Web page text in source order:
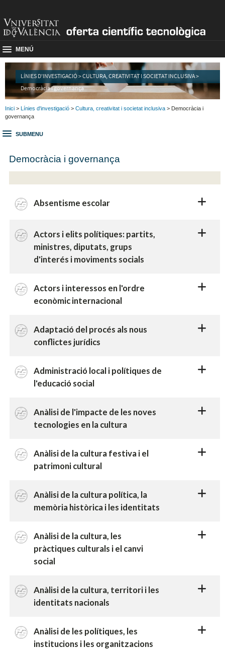
MENÚ
LÍNIES D'INVESTIGACIÓ > CULTURA, CREATIVITAT I SOCIETAT INCLUSIVA >
Democràcia i governança
Inici > Línies d'investigació > Cultura, creativitat i societat inclusiva > Democràcia i
governança
SUBMENU
Democràcia i governança
Absentisme escolar
Actors i elits polítiques: partits,
ministres, diputats, grups
d'interés i moviments socials
Actors i interessos en l'ordre
econòmic internacional
Adaptació del procés als nous
conflictes jurídics
Administració local i polítiques de
l'educació social
Anàlisi de l'impacte de les noves
tecnologies en la cultura
Anàlisi de la cultura festiva i el
patrimoni cultural
Anàlisi de la cultura política, la
memòria històrica i les identitats
Anàlisi de la cultura, les
pràctiques culturals i el canvi
social
Anàlisi de la cultura, territori i les
identitats nacionals
Anàlisi de les polítiques, les
institucions i les organitzacions